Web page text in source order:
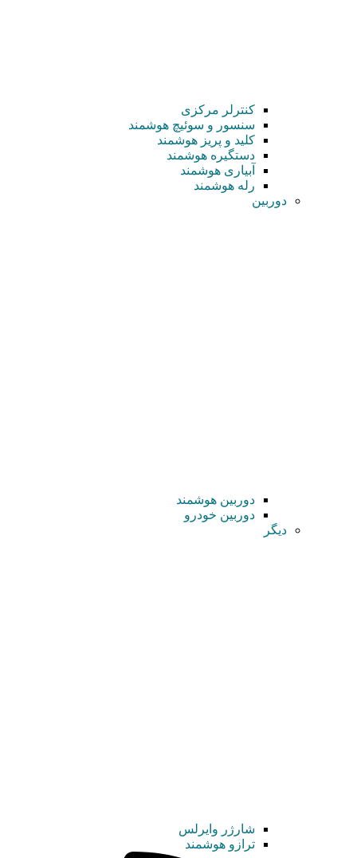
کنترلر مرکزی
سنسور و سوئیچ هوشمند
کلید و پریز هوشمند
دستگیره هوشمند
آبیاری هوشمند
رله هوشمند
دوربین
دوربین هوشمند
دوربین خودرو
دیگر
شارژر وایرلس
ترازو هوشمند